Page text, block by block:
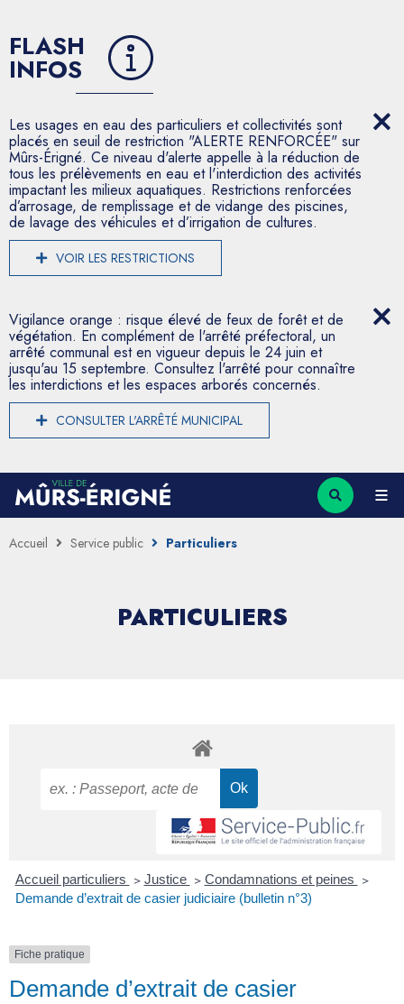
FLASH
INFOS
Les usages en eau des particuliers et collectivités sont
placés en seuil de restriction "ALERTE RENFORCÉE" sur
Mûrs-Érigné. Ce niveau d'alerte appelle à la réduction de
tous les prélèvements en eau et l'interdiction des activités
impactant les milieux aquatiques. Restrictions renforcées
d’arrosage, de remplissage et de vidange des piscines,
de lavage des véhicules et d’irrigation de cultures.
VOIR LES RESTRICTIONS
Vigilance orange : risque élevé de feux de forêt et de
végétation. En complément de l'arrêté préfectoral, un
arrêté communal est en vigueur depuis le 24 juin et
jusqu'au 15 septembre. Consultez l'arrêté pour connaître
les interdictions et les espaces arborés concernés.
CONSULTER L'ARRÊTÉ MUNICIPAL
Accueil Service public Particuliers
PARTICULIERS
Accueil particuliers > Justice > Condamnations et peines >
Demande d’extrait de casier judiciaire (bulletin n°3)
Fiche pratique
Demande d’extrait de casier